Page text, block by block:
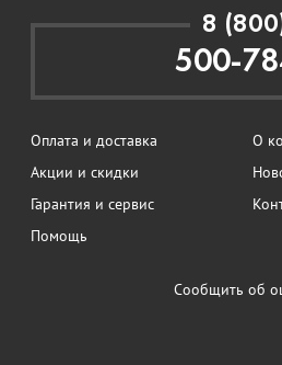
8
500-
Оплата и доставка
О
Акции и скидки
Гарантия и сервис
Помощь
Сообщить об